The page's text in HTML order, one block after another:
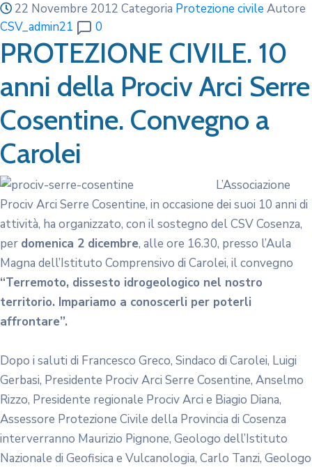
22 Novembre 2012 Categoria Protezione civile Autore
CSV_admin21
0
PROTEZIONE CIVILE. 10
anni della Prociv Arci Serre
Cosentine. Convegno a
Carolei
L’Associazione
Prociv Arci Serre Cosentine, in occasione dei suoi 10 anni di
attività, ha organizzato, con il sostegno del CSV Cosenza,
per domenica 2 dicembre, alle ore 16.30, presso l’Aula
Magna dell’Istituto Comprensivo di Carolei, il convegno
“Terremoto, dissesto idrogeologico nel nostro
territorio. Impariamo a conoscerli per poterli
affrontare”.
Dopo i saluti di Francesco Greco, Sindaco di Carolei, Luigi
Gerbasi, Presidente Prociv Arci Serre Cosentine, Anselmo
Rizzo, Presidente regionale Prociv Arci e Biagio Diana,
Assessore Protezione Civile della Provincia di Cosenza
interverranno Maurizio Pignone, Geologo dell’Istituto
Nazionale di Geofisica e Vulcanologia, Carlo Tanzi, Geologo